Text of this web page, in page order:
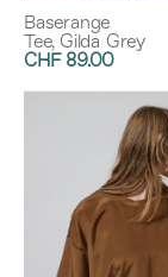
Baserange
Tee, Gilda Grey
CHF 89.00